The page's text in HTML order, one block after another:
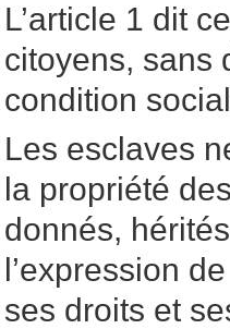
L’article 1 dit
citoyens, sans
condition
Les esclaves
la propriété
donnés,
l’expression
ses droits et